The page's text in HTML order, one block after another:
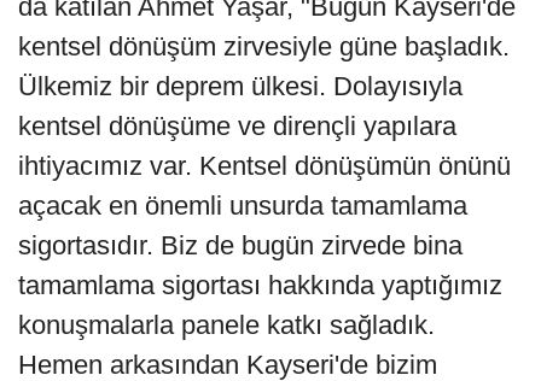
da katılan Ahmet Yaşar, "Bugün Kayseri'de
kentsel dönüşüm zirvesiyle güne başladık.
Ülkemiz bir deprem ülkesi. Dolayısıyla
kentsel dönüşüme ve dirençli yapılara
ihtiyacımız var. Kentsel dönüşümün önünü
açacak en önemli unsurda tamamlama
sigortasıdır. Biz de bugün zirvede bina
tamamlama sigortası hakkında yaptığımız
konuşmalarla panele katkı sağladık.
Hemen arkasından Kayseri'de bizim